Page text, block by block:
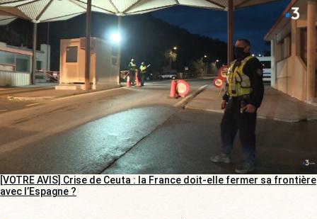
[VOTRE AVIS] Crise de Ceuta : la France doit-elle fermer sa frontière
avec l’Espagne ?